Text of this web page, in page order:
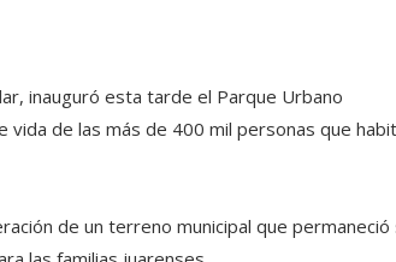
inauguró esta tarde el Parque Urbano
de las más de 400 mil personas que
de un terreno municipal que permaneció